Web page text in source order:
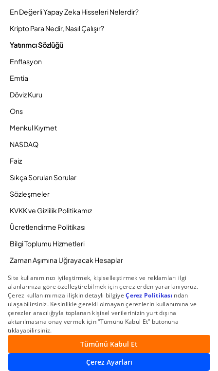
En Değerli Yapay Zeka Hisseleri Nelerdir?
Kripto Para Nedir, Nasıl Çalışır?
Yatırımcı Sözlüğü
Enflasyon
Emtia
Döviz Kuru
Ons
Menkul Kıymet
NASDAQ
Faiz
Sıkça Sorulan Sorular
Sözleşmeler
KVKK ve Gizlilik Politikamız
Ücretlendirme Politikası
Bilgi Toplumu Hizmetleri
Zaman Aşımına Uğrayacak Hesaplar
Duyurular ve Kampanyalar
© 2026 Gedik Yatırım Menkul Değerler AŞ. Tüm Hakları